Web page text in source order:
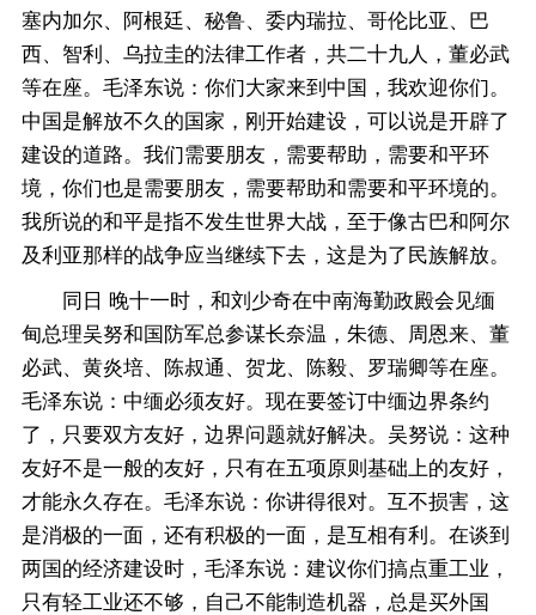
塞内加尔、阿根廷、秘鲁、委内瑞拉、哥伦比亚、巴
西、智利、乌拉圭的法律工作者，共二十九人，董必武
等在座。毛泽东说：你们大家来到中国，我欢迎你们。
中国是解放不久的国家，刚开始建设，可以说是开辟了
建设的道路。我们需要朋友，需要帮助，需要和平环
境，你们也是需要朋友，需要帮助和需要和平环境的。
我所说的和平是指不发生世界大战，至于像古巴和阿尔
及利亚那样的战争应当继续下去，这是为了民族解放。
同日 晚十一时，和刘少奇在中南海勤政殿会见缅
甸总理吴努和国防军总参谋长奈温，朱德、周恩来、董
必武、黄炎培、陈叔通、贺龙、陈毅、罗瑞卿等在座。
毛泽东说：中缅必须友好。现在要签订中缅边界条约
了，只要双方友好，边界问题就好解决。吴努说：这种
友好不是一般的友好，只有在五项原则基础上的友好，
才能永久存在。毛泽东说：你讲得很对。互不损害，这
是消极的一面，还有积极的一面，是互相有利。在谈到
两国的经济建设时，毛泽东说：建议你们搞点重工业，
只有轻工业还不够，自己不能制造机器，总是买外国